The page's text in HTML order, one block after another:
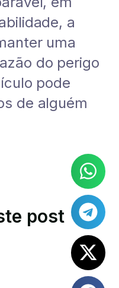
a
uma
do perigo
pode
de alguém
post